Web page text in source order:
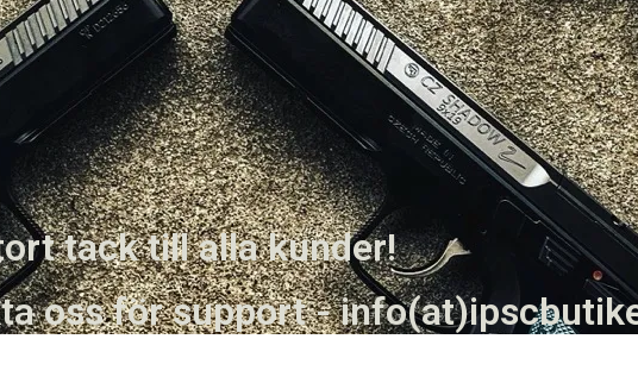
tack till alla kunder!
oss för support -